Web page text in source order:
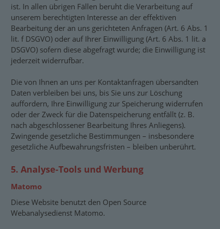
ist. In allen übrigen Fällen beruht die Verarbeitung auf
unserem berechtigten Interesse an der effektiven
Bearbeitung der an uns gerichteten Anfragen (Art. 6 Abs. 1
lit. f DSGVO) oder auf Ihrer Einwilligung (Art. 6 Abs. 1 lit. a
DSGVO) sofern diese abgefragt wurde; die Einwilligung ist
jederzeit widerrufbar.
Die von Ihnen an uns per Kontaktanfragen übersandten
Daten verbleiben bei uns, bis Sie uns zur Löschung
auffordern, Ihre Einwilligung zur Speicherung widerrufen
oder der Zweck für die Datenspeicherung entfällt (z. B.
nach abgeschlossener Bearbeitung Ihres Anliegens).
Zwingende gesetzliche Bestimmungen – insbesondere
gesetzliche Aufbewahrungsfristen – bleiben unberührt.
5. Analyse-Tools und Werbung
Matomo
Diese Website benutzt den Open Source
Webanalysedienst Matomo.